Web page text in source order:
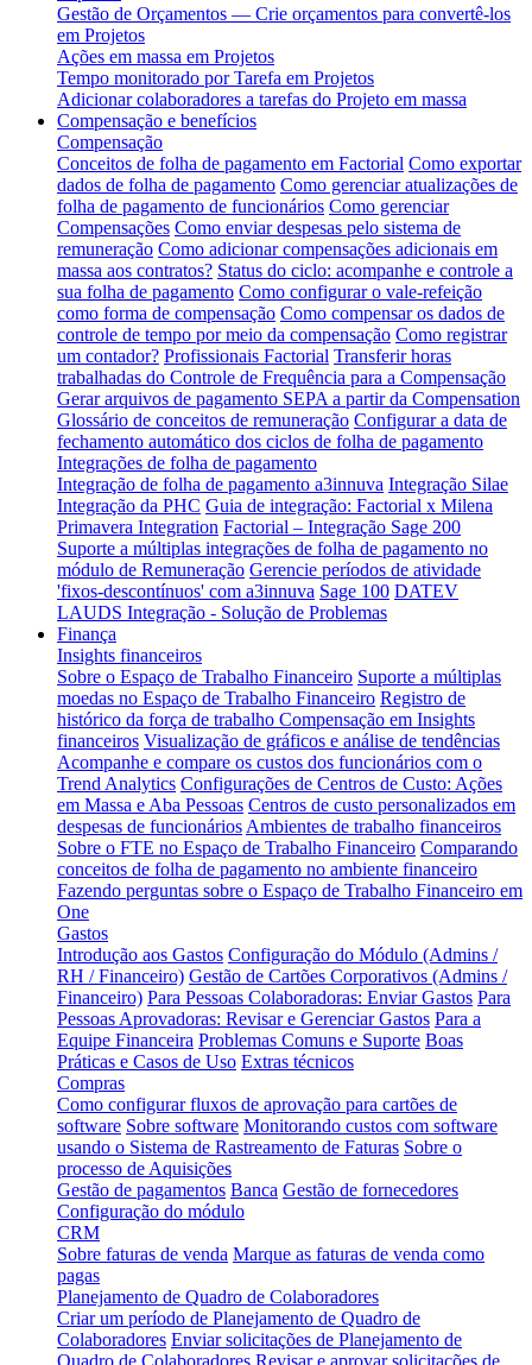
Gestão de Orçamentos — Crie orçamentos para convertê-los
em Projetos
Ações em massa em Projetos
Tempo monitorado por Tarefa em Projetos
Adicionar colaboradores a tarefas do Projeto em massa
Compensação e benefícios
Compensação
Conceitos de folha de pagamento em Factorial Como exportar
dados de folha de pagamento Como gerenciar atualizações de
folha de pagamento de funcionários Como gerenciar
Compensações Como enviar despesas pelo sistema de
remuneração Como adicionar compensações adicionais em
massa aos contratos? Status do ciclo: acompanhe e controle a
sua folha de pagamento Como configurar o vale-refeição
como forma de compensação Como compensar os dados de
controle de tempo por meio da compensação Como registrar
um contador? Profissionais Factorial Transferir horas
trabalhadas do Controle de Frequência para a Compensação
Gerar arquivos de pagamento SEPA a partir da Compensation
Glossário de conceitos de remuneração Configurar a data de
fechamento automático dos ciclos de folha de pagamento
Integrações de folha de pagamento
Integração de folha de pagamento a3innuva Integração Silae
Integração da PHC Guia de integração: Factorial x Milena
Primavera Integration Factorial – Integração Sage 200
Suporte a múltiplas integrações de folha de pagamento no
módulo de Remuneração Gerencie períodos de atividade
'fixos-descontínuos' com a3innuva Sage 100 DATEV
LAUDS Integração - Solução de Problemas
Finança
Insights financeiros
Sobre o Espaço de Trabalho Financeiro Suporte a múltiplas
moedas no Espaço de Trabalho Financeiro Registro de
histórico da força de trabalho Compensação em Insights
financeiros Visualização de gráficos e análise de tendências
Acompanhe e compare os custos dos funcionários com o
Trend Analytics Configurações de Centros de Custo: Ações
em Massa e Aba Pessoas Centros de custo personalizados em
despesas de funcionários Ambientes de trabalho financeiros
Sobre o FTE no Espaço de Trabalho Financeiro Comparando
conceitos de folha de pagamento no ambiente financeiro
Fazendo perguntas sobre o Espaço de Trabalho Financeiro em
One
Gastos
Introdução aos Gastos Configuração do Módulo (Admins /
RH / Financeiro) Gestão de Cartões Corporativos (Admins /
Financeiro) Para Pessoas Colaboradoras: Enviar Gastos Para
Pessoas Aprovadoras: Revisar e Gerenciar Gastos Para a
Equipe Financeira Problemas Comuns e Suporte Boas
Práticas e Casos de Uso Extras técnicos
Compras
Como configurar fluxos de aprovação para cartões de
software Sobre software Monitorando custos com software
usando o Sistema de Rastreamento de Faturas Sobre o
processo de Aquisições
Gestão de pagamentos Banca Gestão de fornecedores
Configuração do módulo
CRM
Sobre faturas de venda Marque as faturas de venda como
pagas
Planejamento de Quadro de Colaboradores
Criar um período de Planejamento de Quadro de
Colaboradores Enviar solicitações de Planejamento de
Quadro de Colaboradores Revisar e aprovar solicitações de